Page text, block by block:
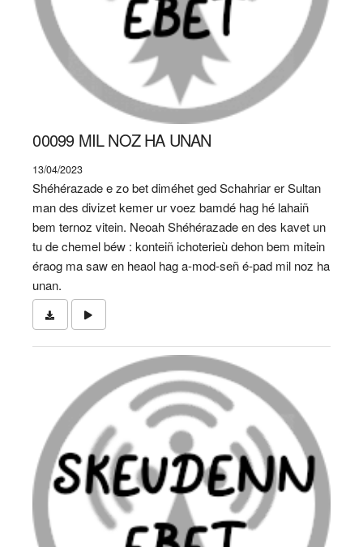
00099 MIL NOZ HA UNAN
13/04/2023
Shéhérazade e zo bet diméhet ged Schahriar er Sultan
man des divizet kemer ur voez bamdé hag hé lahaiñ
bem ternoz vitein. Neoah Shéhérazade en des kavet un
tu de chemel béw : konteiñ ichoterieù dehon bem mitein
éraog ma saw en heaol hag a-mod-señ é-pad mil noz ha
unan.